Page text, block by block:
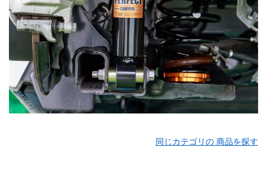
同じカテゴリの 商品を探す